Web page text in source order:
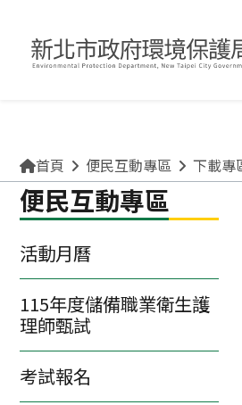
不得銷售或供應檳榔給未滿18
首頁 便民互動專區 下載專
便民互動專區
活動月曆
115年度儲備職業衛生護
理師甄試
考試報名